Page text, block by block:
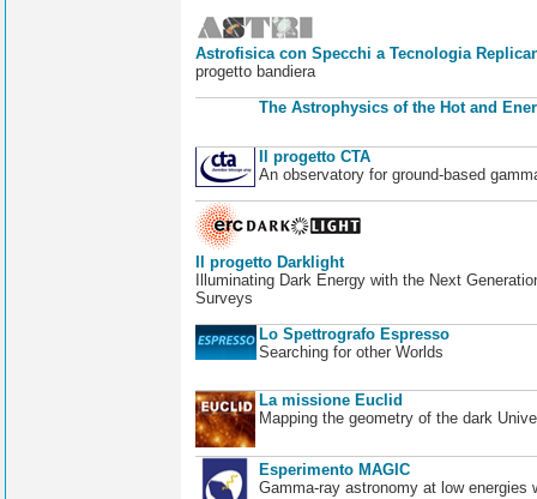
Astrofisica con Specchi a Tecnologia
progetto bandiera
The Astrophysics of the Hot and
Il progetto CTA
An observatory for ground-based
Il progetto Darklight
Illuminating Dark Energy with the Next
Surveys
Lo Spettrografo Espresso
Searching for other Worlds
La missione Euclid
Mapping the geometry of the dark
Esperimento MAGIC
Gamma-ray astronomy at low energies